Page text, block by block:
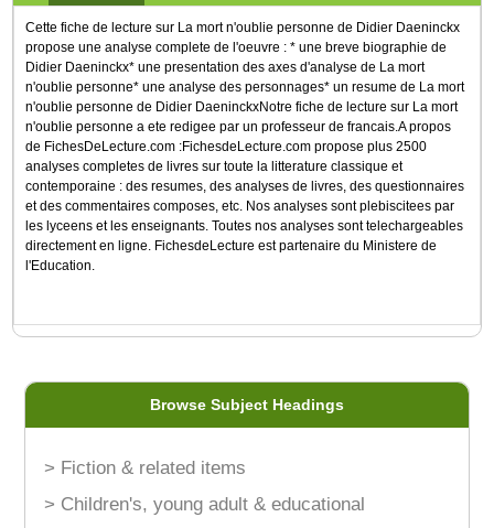
Cette fiche de lecture sur La mort n'oublie personne de Didier Daeninckx
propose une analyse complete de l'oeuvre : * une breve biographie de
Didier Daeninckx* une presentation des axes d'analyse de La mort
n'oublie personne* une analyse des personnages* un resume de La mort
n'oublie personne de Didier DaeninckxNotre fiche de lecture sur La mort
n'oublie personne a ete redigee par un professeur de francais.A propos
de FichesDeLecture.com :FichesdeLecture.com propose plus 2500
analyses completes de livres sur toute la litterature classique et
contemporaine : des resumes, des analyses de livres, des questionnaires
et des commentaires composes, etc. Nos analyses sont plebiscitees par
les lyceens et les enseignants. Toutes nos analyses sont telechargeables
directement en ligne. FichesdeLecture est partenaire du Ministere de
l'Education.
Browse Subject Headings
> Fiction & related items
> Children's, young adult & educational